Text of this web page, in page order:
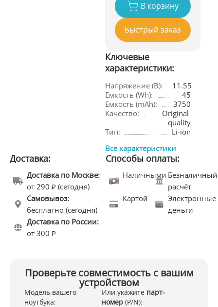
В корзину
Быстрый заказ
Ключевые
характеристики:
Напряжение (В):
11.55
Емкость (Wh):
45
Емкость (mAh):
3750
Качество:
Original
quality
Тип:
Li-ion
Все характеристики
Доставка:
Доставка по Москве:
от 290 ₽ (сегодня)
Самовывоз:
бесплатно (сегодня)
Доставка по России:
от 300 ₽
Способы оплаты:
Наличными Безналичный
расчёт
Картой
Электронные
деньги
Проверьте совместимость с вашим
устройством
Модель вашего
ноутбука:
Или укажите парт-
номер (P/N):